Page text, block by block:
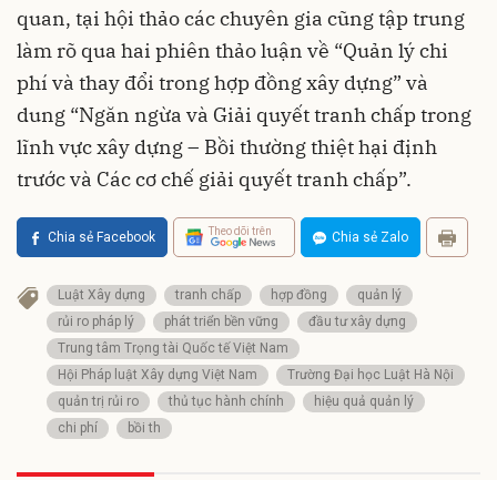
quan, tại hội thảo các chuyên gia cũng tập trung
làm rõ qua hai phiên thảo luận về “Quản lý chi
phí và thay đổi trong hợp đồng xây dựng” và
dung “Ngăn ngừa và Giải quyết tranh chấp trong
lĩnh vực xây dựng – Bồi thường thiệt hại định
trước và Các cơ chế giải quyết tranh chấp”.
Chia sẻ Facebook Theo dõi trên Chia sẻ Zalo
Luật Xây dựng tranh chấp hợp đồng
quản lý
rủi ro pháp lý
phát triển bền vững
đầu tư xây dựng
Trung tâm Trọng tài Quốc tế Việt Nam
Hội Pháp luật Xây dựng Việt Nam
Trường Đại học Luật Hà Nội
quản trị rủi ro
thủ tục hành chính
hiệu quả quản lý
chi phí
bồi th